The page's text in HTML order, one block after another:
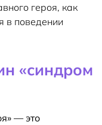
героя, как
в поведении
«синдром
— это